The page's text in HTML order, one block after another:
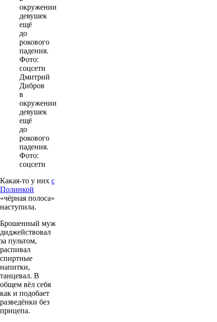
Дмитрий
Дибров
в
окружении
девушек
ещё
до
рокового
падения.
Фото:
соцсети
Какая-то у них с
Полинкой
«чёрная полоса»
наступила.
Брошенный муж
диджействовал
за пультом,
распивал
спиртные
напитки,
танцевал. В
общем вёл себя
как и подобает
разведёнки без
прицепа.